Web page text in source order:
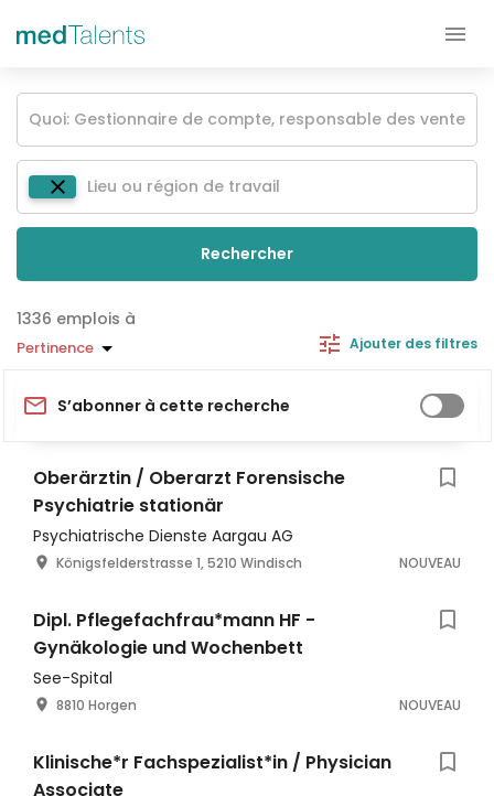
Rechercher
emplois à
Pertinence Ajouter des filtres
S’abonner à cette recherche
Oberärztin / Oberarzt Forensische
Psychiatrie stationär
Psychiatrische Dienste Aargau AG
Königsfelderstrasse 1, 5210 Windisch NOUVEAU
Dipl. Pflegefachfrau*mann HF -
Gynäkologie und Wochenbett
See-Spital
8810 Horgen NOUVEAU
Klinische*r Fachspezialist*in / Physician
Associate